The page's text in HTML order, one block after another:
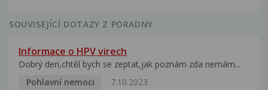
SOUVISEJÍCÍ DOTAZY Z PORADNY
Informace o HPV virech
Dobrý den,chtěl bych se zeptat,jak poznám zda nemám...
Pohlavní nemoci
7.10.2023